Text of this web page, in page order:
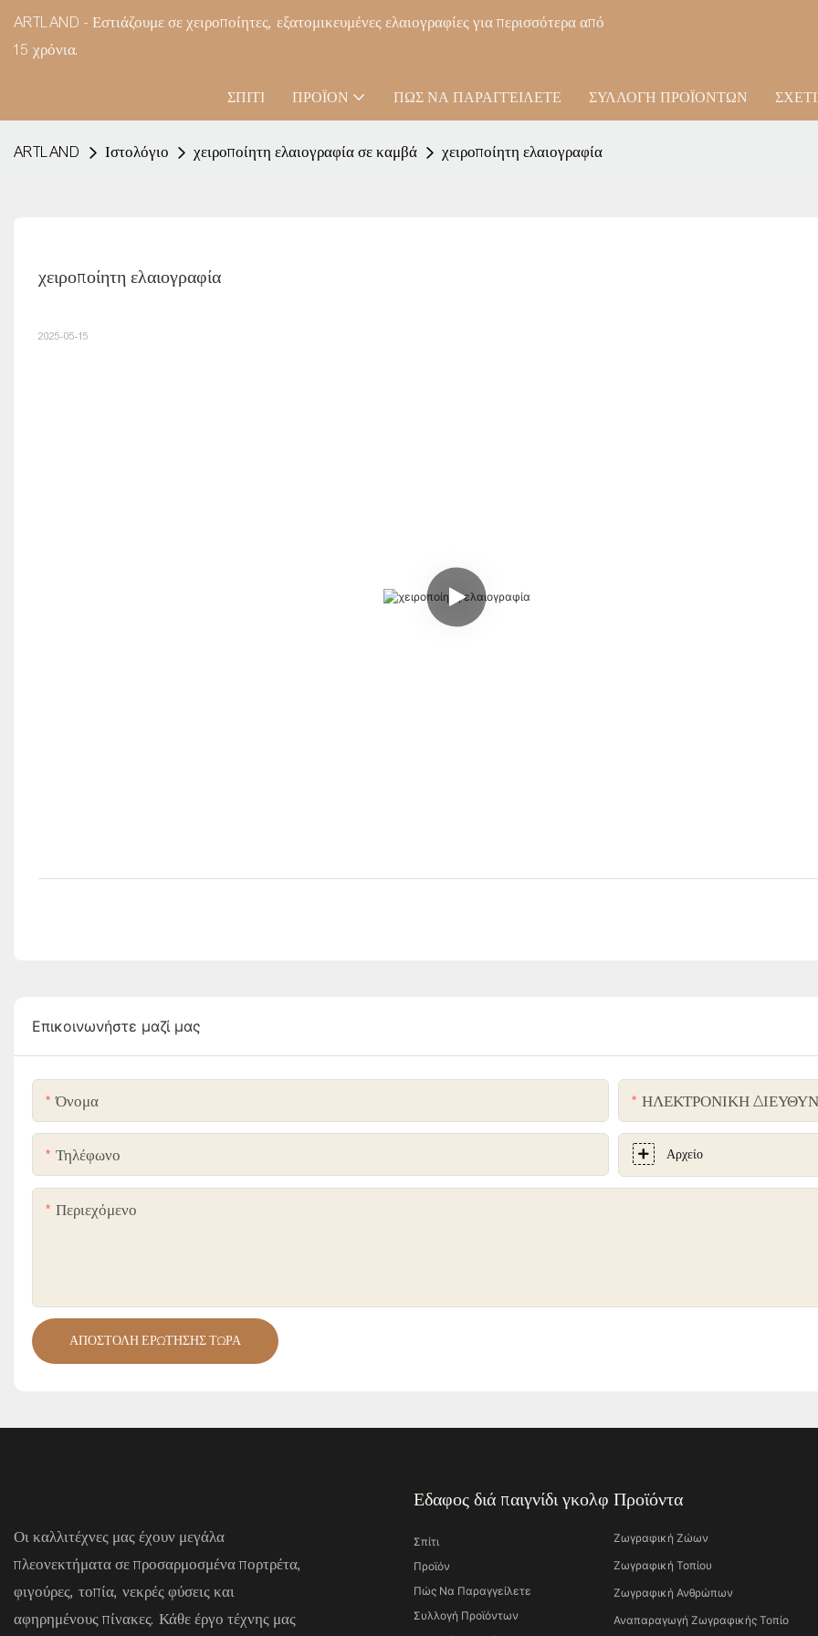
ARTLAND - Εστιάζουμε σε χειροποίητες, εξατομικευμένες ελαιογραφίες για περισσότερα από
15 χρόνια.
ΣΠΊΤΙ ΠΡΟΪΌΝ ΠΏΣ ΝΑ ΠΑΡΑΓΓΕΊΛΕΤΕ ΣΥΛΛΟΓΉ ΠΡΟΪΌΝΤΩΝ
ARTLAND Ιστολόγιο χειροποίητη ελαιογραφία σε καμβά χειροποίητη ελαιογραφία
χειροποίητη ελαιογραφία
2025-05-15
Επικοινωνήστε μαζί μας
Όνομα ΗΛΕΚΤΡΟΝΙΚΗ
Τηλέφωνο Αρχείο
Περιεχόμενο
ΑΠΟΣΤΟΛΉ ΕΡΏΤΗΣΗΣ ΤΏΡΑ
Οι καλλιτέχνες μας έχουν μεγάλα
πλεονεκτήματα σε προσαρμοσμένα πορτρέτα,
φιγούρες, τοπία, νεκρές φύσεις και
αφηρημένους πίνακες. Κάθε έργο τέχνης μας
Εδαφος διά παιγνίδι γκολφ
Σπίτι
Προϊόν
Πώς Να Παραγγείλετε
Συλλογή Προϊόντων
Προϊόντα
Ζωγραφική Ζώων
Ζωγραφική Τοπίου
Ζωγραφική Ανθρώπων
Αναπαραγωγή Ζωγραφικής Τοπίο